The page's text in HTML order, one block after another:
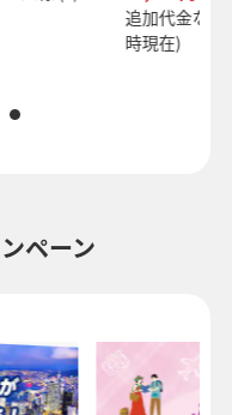
追加代金な
時現在)
ペーン